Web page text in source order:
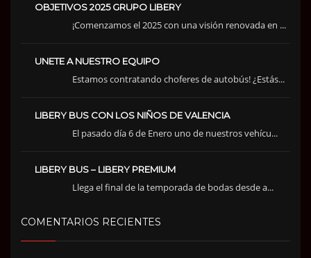
OBJETIVOS 2025 GRUPO LIBERY
¡Comenzamos el 2025 con una visión renovada en ...
UNETE A NUESTRO EQUIPO
Estamos contratando choferes de autobús! ¿Estás...
LIBERY BUS CON LOS NIÑOS DE VALENCIA
El pasado día 6 de Enero uno de nuestros vehícu...
LIBERY BUS – LIBERY PREMIUM
Llega el final de la temporada de bodas desde a...
COMENTARIOS RECIENTES